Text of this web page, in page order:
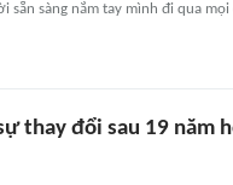
sẵn sàng nắm tay mình đi qua
thay đổi sau 19 năm